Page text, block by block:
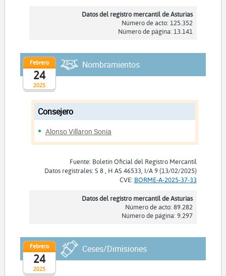
Datos del registro mercantil de Asturias
Número de acto: 125.352
Número de página: 13.141
2025
Febrero
24
Nombramientos
Consejero
Alonso Villaron Sonia
Fuente: Boletín Oficial del Registro Mercantil
Datos registrales: S 8 , H AS 46533, I/A 9 (13/02/2025)
CVE: BORME-A-2025-37-33
Datos del registro mercantil de Asturias
Número de acto: 89.282
Número de página: 9.297
2025
Febrero
24
Ceses/Dimisiones